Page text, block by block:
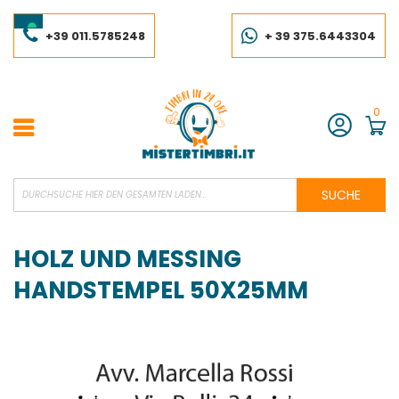
to
Content+39 011.5785248 + 39 375.6443304
Konto
0
SUCHE
HOLZ UND MESSING
HANDSTEMPEL 50X25MM